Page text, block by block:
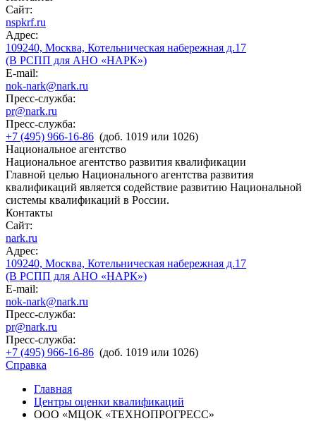
Сайт:
nspkrf.ru
Адрес:
109240, Москва, Котельническая набережная д.17
(В РСПП для АНО «НАРК»)
E-mail:
nok-nark@nark.ru
Пресс-служба:
pr@nark.ru
Пресс-служба:
+7 (495) 966-16-86 (доб. 1019 или 1026)
Национальное агентство
Национальное агентство развития квалификации
Главной целью Национального агентства развития
квалификаций является содействие развитию Национальной
системы квалификаций в России.
Контакты
Сайт:
nark.ru
Адрес:
109240, Москва, Котельническая набережная д.17
(В РСПП для АНО «НАРК»)
E-mail:
nok-nark@nark.ru
Пресс-служба:
pr@nark.ru
Пресс-служба:
+7 (495) 966-16-86 (доб. 1019 или 1026)
Справка
Главная
Центры оценки квалификаций
ООО «МЦОК «ТЕХНОПРОГРЕСС»